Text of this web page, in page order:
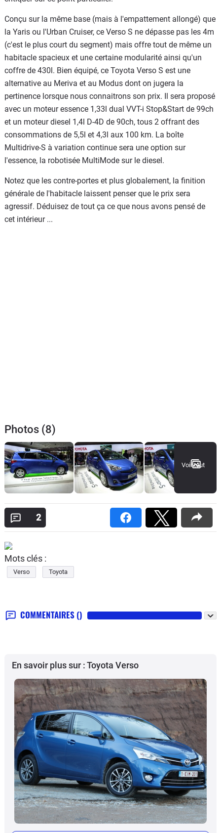
Conçu sur la même base (mais à l'empattement allongé) que
la Yaris ou l'Urban Cruiser, ce Verso S ne dépasse pas les 4m
(c'est le plus court du segment) mais offre tout de même un
habitacle spacieux et une certaine modularité ainsi qu'un
coffre de 430l. Bien équipé, ce Toyota Verso S est une
alternative au Meriva et au Modus dont on jugera la
pertinence lorsque nous connaitrons son prix. Il sera proposé
avec un moteur essence 1,33l dual VVT-i Stop&Start de 99ch
et un moteur diesel 1,4l D-4D de 90ch, tous 2 offrant des
consommations de 5,5l et 4,3l aux 100 km. La boîte
Multidrive-S à variation continue sera une option sur
l'essence, la robotisée MultiMode sur le diesel.
Notez que les contre-portes et plus globalement, la finition
générale de l'habitacle laissent penser que le prix sera
agressif. Déduisez de tout ça ce que nous avons pensé de
cet intérieur ...
Photos (8)
Voir tout
2
Mots clés :
Verso Toyota
COMMENTAIRES ()
En savoir plus sur : Toyota Verso